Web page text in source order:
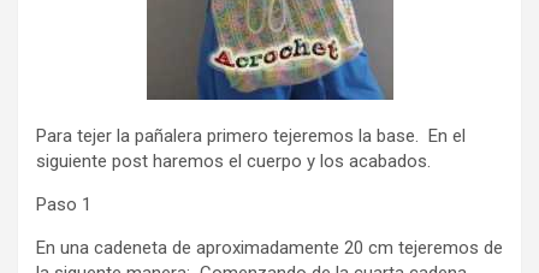
Para tejer la pañalera primero tejeremos la base. En el
siguiente post haremos el cuerpo y los acabados.
Paso 1
En una cadeneta de aproximadamente 20 cm tejeremos de